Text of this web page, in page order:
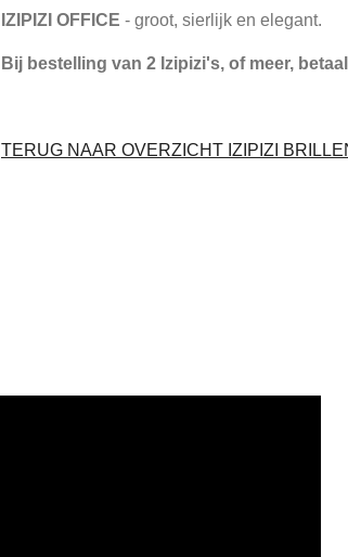
IZIPIZI OFFICE - groot, sierlijk en elegant.
Bij bestelling van 2 Izipizi's, of meer,
TERUG NAAR OVERZICHT IZIPIZI